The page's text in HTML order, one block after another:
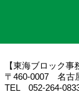
【東海ブロック事
〒460-0007 名古
TEL 052-264-